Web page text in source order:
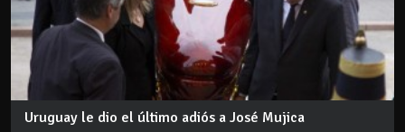
Uruguay le dio el último adiós a José Mujica